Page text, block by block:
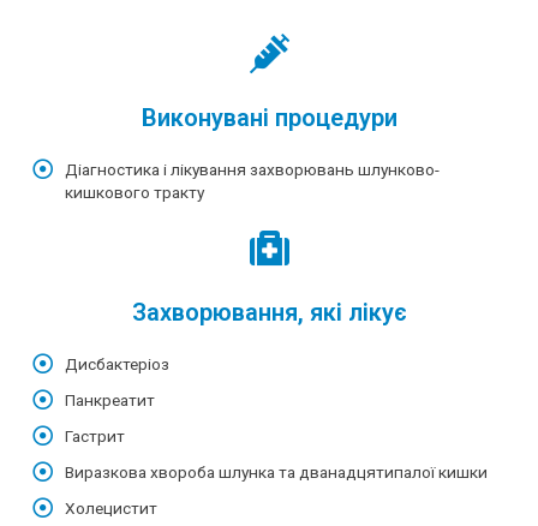
Виконувані процедури
Діагностика і лікування захворювань шлунково-
кишкового тракту
Захворювання, які лікує
Дисбактеріоз
Панкреатит
Гастрит
Виразкова хвороба шлунка та дванадцятипалої кишки
Холецистит